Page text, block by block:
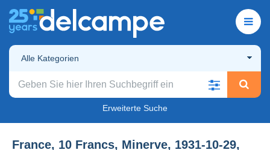
Alle Kategorien
Erweiterte Suche
France, 10 Francs, Minerve, 1931-10-29,